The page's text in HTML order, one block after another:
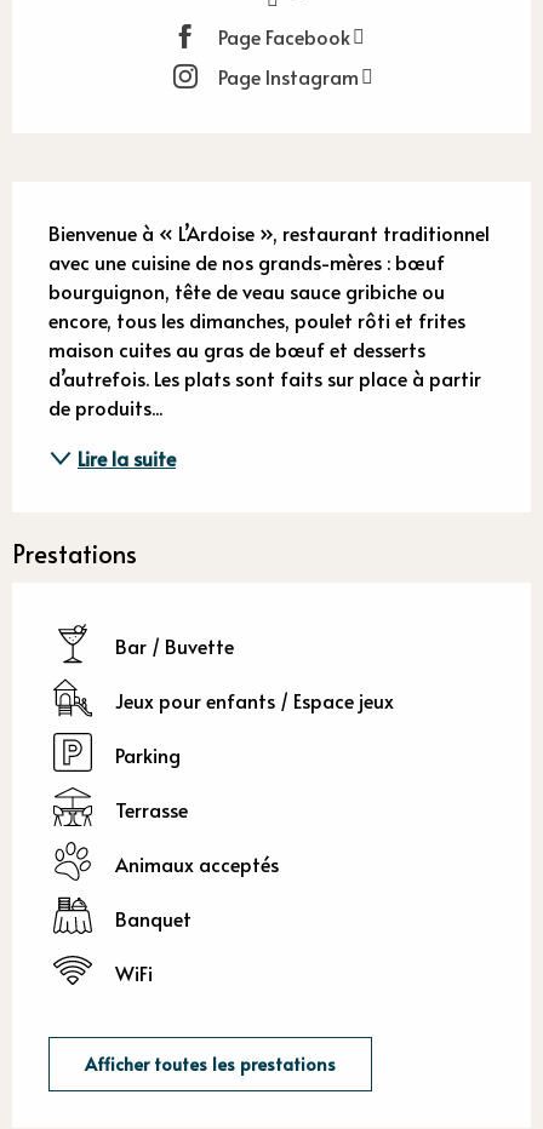
Page Facebook
Page Instagram
Bienvenue à « L’Ardoise », restaurant traditionnel
avec une cuisine de nos grands-mères : bœuf
bourguignon, tête de veau sauce gribiche ou
encore, tous les dimanches, poulet rôti et frites
maison cuites au gras de bœuf et desserts
d’autrefois. Les plats sont faits sur place à partir
de produits...
Lire la suite
Prestations
Bar / Buvette
Jeux pour enfants / Espace jeux
Parking
Terrasse
Animaux acceptés
Banquet
WiFi
Afficher toutes les prestations